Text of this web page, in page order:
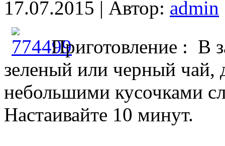
17.07.2015 | Автор: admin
Приготовление : В
зеленый или черный чай,
небольшими кусочками
Настаивайте 10 минут.